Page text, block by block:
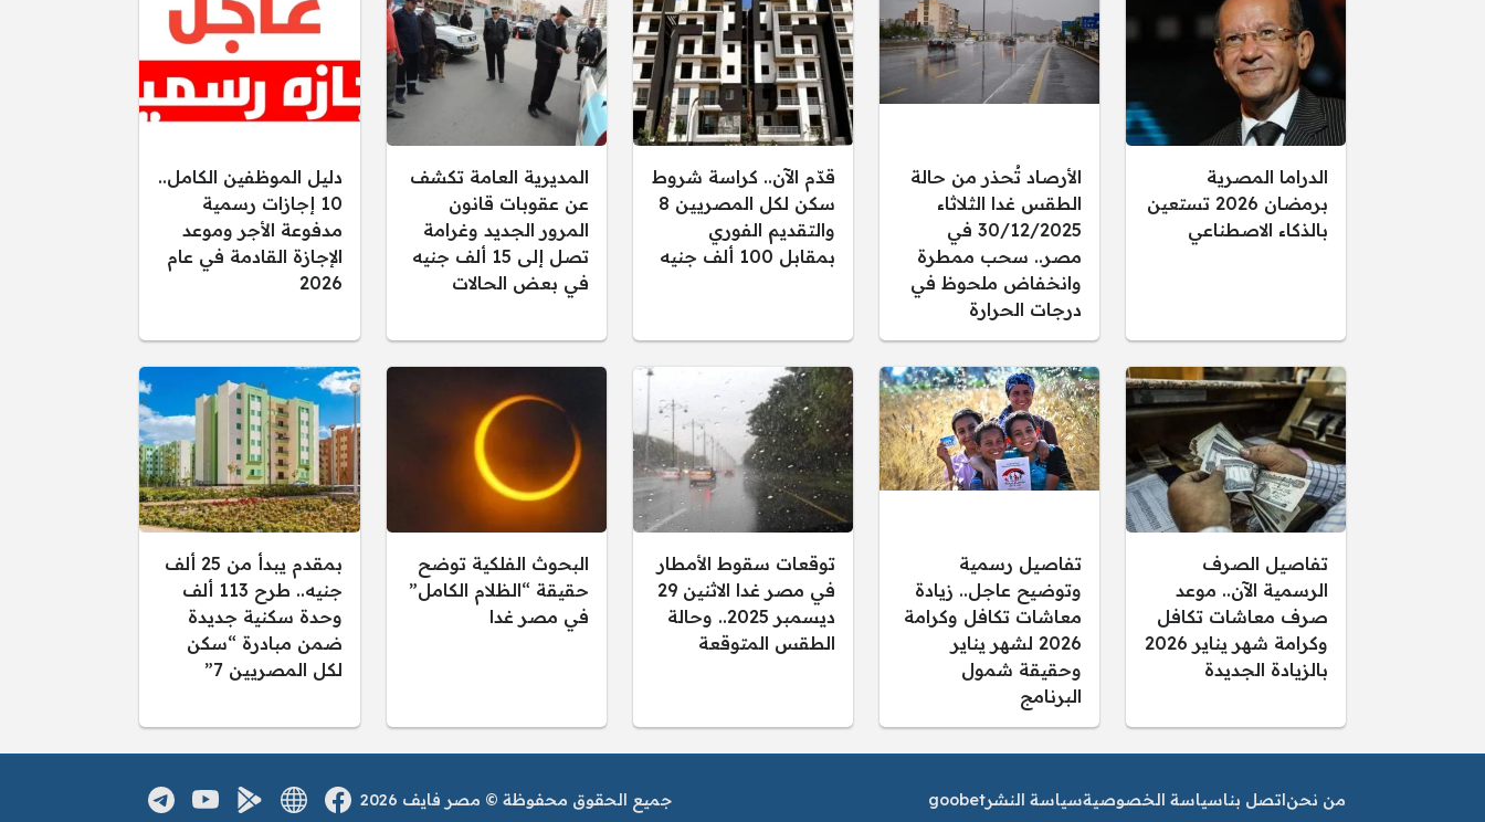
الدراما المصرية
برمضان 2026 تستعين
بالذكاء الاصطناعي
الأرصاد تُحذر من حالة
الطقس غدا الثلاثاء
30/12/2025 في
مصر.. سحب ممطرة
وانخفاض ملحوظ في
درجات الحرارة
قدّم الآن.. كراسة شروط
سكن لكل المصريين 8
والتقديم الفوري
بمقابل 100 ألف جنيه
المديرية العامة تكشف
عن عقوبات قانون
المرور الجديد وغرامة
تصل إلى 15 ألف جنيه
في بعض الحالات
دليل الموظفين الكامل..
10 إجازات رسمية
مدفوعة الأجر وموعد
الإجازة القادمة في عام
2026
تفاصيل الصرف
الرسمية الآن.. موعد
صرف معاشات تكافل
وكرامة شهر يناير 2026
بالزيادة الجديدة
تفاصيل رسمية
وتوضيح عاجل.. زيادة
معاشات تكافل وكرامة
2026 لشهر يناير
وحقيقة شمول
البرنامج
توقعات سقوط الأمطار
في مصر غدا الاثنين 29
ديسمبر 2025.. وحالة
الطقس المتوقعة
البحوث الفلكية توضح
حقيقة “الظلام الكامل”
في مصر غدا
بمقدم يبدأ من 25 ألف
جنيه.. طرح 113 ألف
وحدة سكنية جديدة
ضمن مبادرة “سكن
لكل المصريين 7”
من نحناتصل بناسياسة الخصوصيةسياسة النشرgoobet جميع الحقوق محفوظة © مصر فايف 2026
مواقع التواصل فيسبوكالموقع الالكتروني
تطبيق اندرويد
يوتيوبتلغرام